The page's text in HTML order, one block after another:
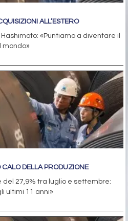
ALL’ESTERO
«Puntiamo a diventare il
mondo»
DELLA PRODUZIONE
del 27,9% tra luglio e settembre:
ultimi 11 anni»